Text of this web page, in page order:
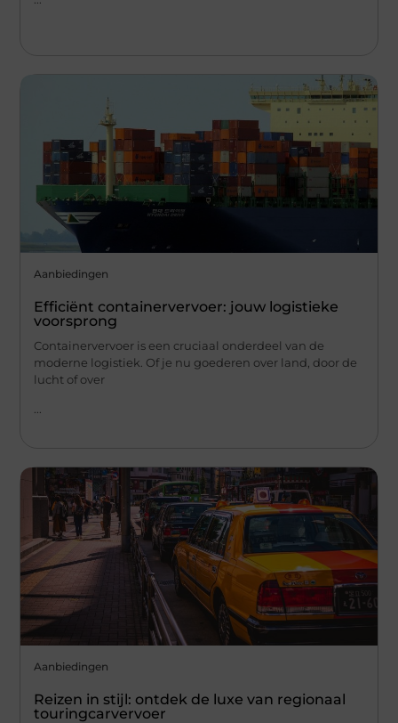
Aanbiedingen
Efficiënt containervervoer: jouw logistieke
voorsprong
Containervervoer is een cruciaal onderdeel van de
moderne logistiek. Of je nu goederen over land, door de
lucht of over
...
Aanbiedingen
Reizen in stijl: ontdek de luxe van regionaal
touringcarvervoer